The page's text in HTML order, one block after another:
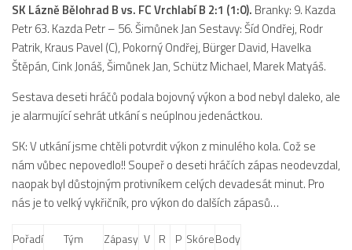
St. žáci
Zápasy SŽ 2025/26
Realizační tým
Ml. žáci
Hráči
Zápasy
SK Lázně Bělohrad B vs. FC Vrchlabí B 2:1 (1:0). Branky: 9. Kazda
Petr 63. Kazda Petr – 56. Šimůnek Jan Sestavy: Šíd Ondřej, Rodr
Patrik, Kraus Pavel (C), Pokorný Ondřej, Bürger David, Havelka
Štěpán, Cink Jonáš, Šimůnek Jan, Schütz Michael, Marek Matyáš.
Sestava deseti hráčů podala bojovný výkon a bod nebyl daleko, ale
je alarmující sehrát utkání s neúplnou jedenáctkou.
SK: V utkání jsme chtěli potvrdit výkon z minulého kola. Což se
nám vůbec nepovedlo!! Soupeř o deseti hráčích zápas neodevzdal,
naopak byl důstojným protivníkem celých devadesát minut. Pro
nás je to velký vykřičník, pro výkon do dalších zápasů…
Pořadí Tým Zápasy V R P SkóreBody